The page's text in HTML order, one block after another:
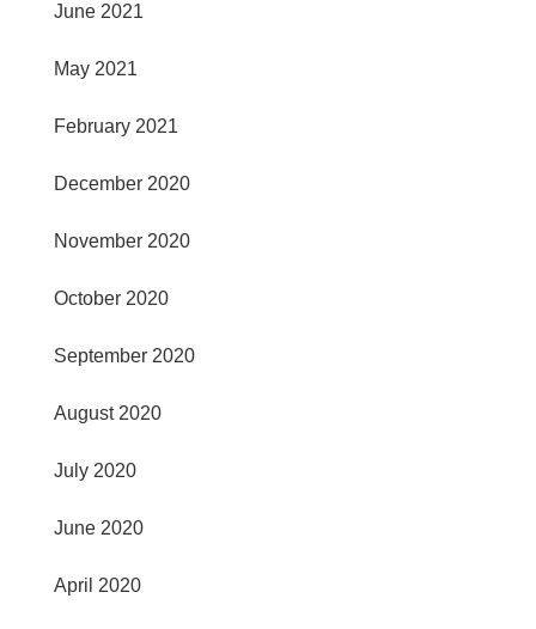
June 2021
May 2021
February 2021
December 2020
November 2020
October 2020
September 2020
August 2020
July 2020
June 2020
April 2020